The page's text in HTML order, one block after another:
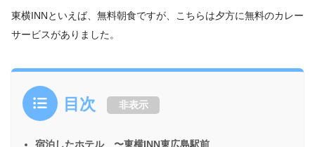
東横INNといえば、無料朝食ですが、こちらは夕方に無料のカレー
サービスがありました。
目次 非表示
宿泊したホテル 〜東横INN東広島駅前